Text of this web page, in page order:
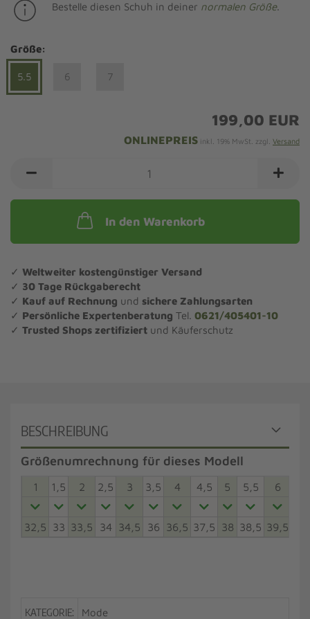
Bestelle diesen Schuh in deiner normalen Größe.
Größe:
5.5 6 7
199,00 EUR
ONLINEPREIS inkl. 19% MwSt. zzgl. Versand
In den Warenkorb
✓ Weltweiter kostengünstiger Versand
✓ 30 Tage Rückgaberecht
✓ Kauf auf Rechnung und sichere Zahlungsarten
✓ Persönliche Expertenberatung Tel. 0621/405401-10
✓ Trusted Shops zertifiziert und Käuferschutz
BESCHREIBUNG
Größenumrechnung für dieses Modell
1 1,5 2 2,5 3 3,5 4 4,5 5 5,5 6
32,5 33 33,5 34 34,5 36 36,5 37,5 38 38,5 39,5
KATEGORIE: Mode